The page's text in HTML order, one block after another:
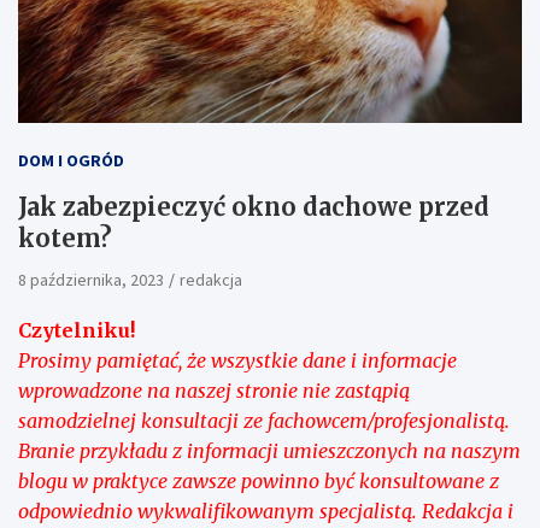
DOM I OGRÓD
Jak zabezpieczyć okno dachowe przed
kotem?
8 października, 2023 redakcja
Czytelniku!
Prosimy pamiętać, że wszystkie dane i informacje
wprowadzone na naszej stronie nie zastąpią
samodzielnej konsultacji ze fachowcem/profesjonalistą.
Branie przykładu z informacji umieszczonych na naszym
blogu w praktyce zawsze powinno być konsultowane z
odpowiednio wykwalifikowanym specjalistą. Redakcja i